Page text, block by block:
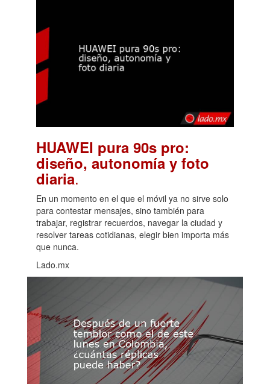
HUAWEI pura 90s pro:
diseño, autonomía y foto
diaria.
En un momento en el que el móvil ya no sirve solo
para contestar mensajes, sino también para
trabajar, registrar recuerdos, navegar la ciudad y
resolver tareas cotidianas, elegir bien importa más
que nunca.
Lado.mx